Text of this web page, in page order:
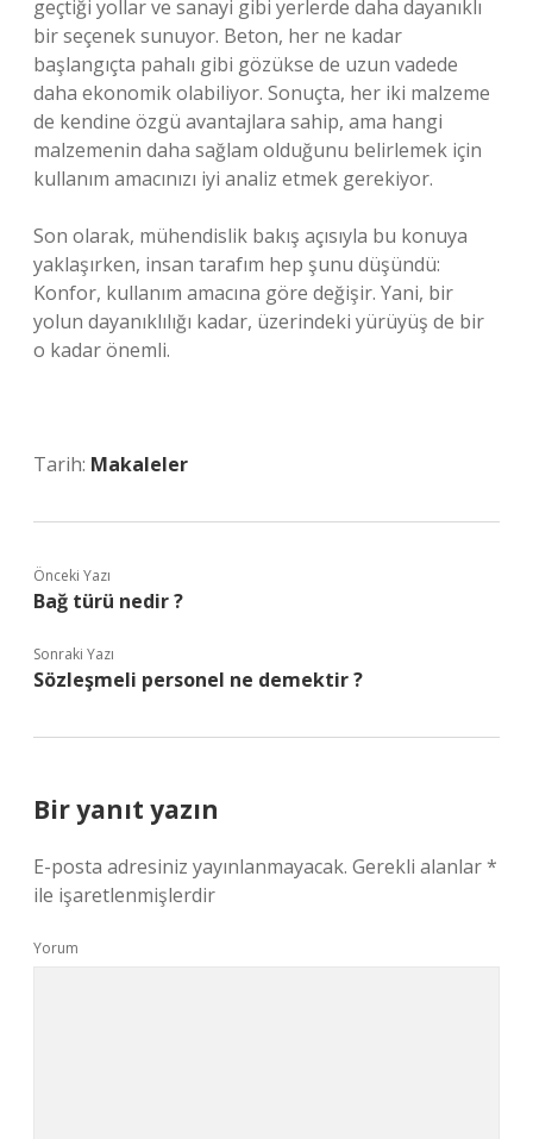
geçtiği yollar ve sanayi gibi yerlerde daha dayanıklı
bir seçenek sunuyor. Beton, her ne kadar
başlangıçta pahalı gibi gözükse de uzun vadede
daha ekonomik olabiliyor. Sonuçta, her iki malzeme
de kendine özgü avantajlara sahip, ama hangi
malzemenin daha sağlam olduğunu belirlemek için
kullanım amacınızı iyi analiz etmek gerekiyor.
Son olarak, mühendislik bakış açısıyla bu konuya
yaklaşırken, insan tarafım hep şunu düşündü:
Konfor, kullanım amacına göre değişir. Yani, bir
yolun dayanıklılığı kadar, üzerindeki yürüyüş de bir
o kadar önemli.
Tarih: Makaleler
Önceki Yazı
Bağ türü nedir ?
Sonraki Yazı
Sözleşmeli personel ne demektir ?
Bir yanıt yazın
E-posta adresiniz yayınlanmayacak. Gerekli alanlar*
ile işaretlenmişlerdir
Yorum